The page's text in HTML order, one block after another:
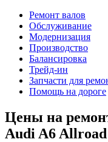
Ремонт валов
Обслуживание
Модернизация
Производство
Балансировка
Трейд-ин
Запчасти для
Помощь на дороге
Цены на
Audi A6 Allroad